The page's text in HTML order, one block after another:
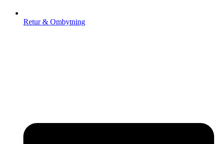
Retur & Ombytning